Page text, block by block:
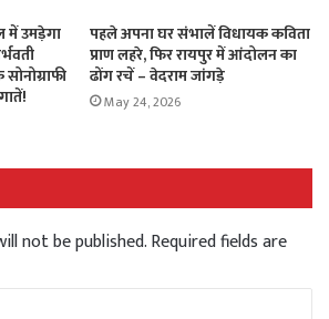
में उमड़ेगा
पहले अपना घर संभालें विधायक कविता
प्राण लहरे, फिर रायपुर में आंदोलन का
ढोंग रचें – वेदराम जांगड़े
May 24, 2026
not be published.Required fields are